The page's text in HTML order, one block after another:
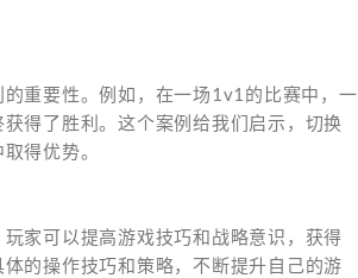
重要性。例如，在一场1v1的比赛中，一
得了胜利。这个案例给我们启示，切换
得优势。
家可以提高游戏技巧和战略意识，获得
的操作技巧和策略，不断提升自己的游